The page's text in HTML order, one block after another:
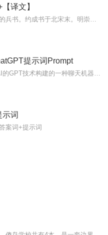
译文】
提示词Prompt
示词
案词+提示词